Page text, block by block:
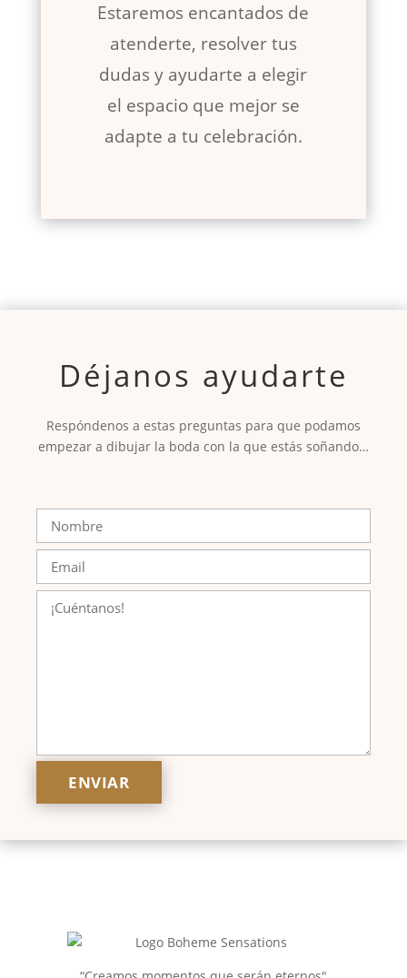
Estaremos encantados de
atenderte, resolver tus
dudas y ayudarte a elegir
el espacio que mejor se
adapte a tu celebración.
Déjanos ayudarte
Respóndenos a estas preguntas para que podamos
empezar a dibujar la boda con la que estás soñando…